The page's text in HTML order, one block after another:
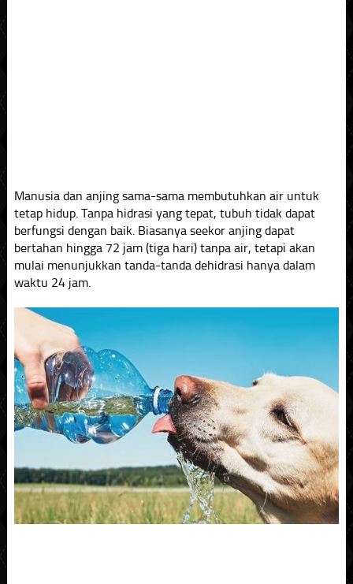
Manusia dan anjing sama-sama membutuhkan air untuk
tetap hidup. Tanpa hidrasi yang tepat, tubuh tidak dapat
berfungsi dengan baik. Biasanya seekor anjing dapat
bertahan hingga 72 jam (tiga hari) tanpa air, tetapi akan
mulai menunjukkan tanda-tanda dehidrasi hanya dalam
waktu 24 jam.